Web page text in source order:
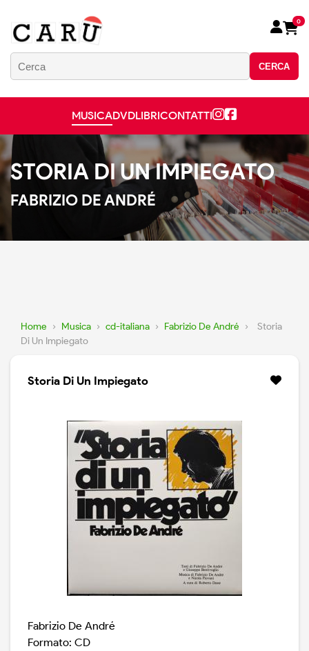
CERCA
0
MUSICADVDLIBRICONTATTI
STORIA DI UN IMPIEGATO
FABRIZIO DE ANDRÉ
Home › Musica › cd-italiana › Fabrizio De André ›
Storia
Di Un Impiegato
Storia Di Un Impiegato
Fabrizio De André
Formato: CD